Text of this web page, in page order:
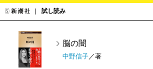
試し読み
脳の闇
中野信子 ／著